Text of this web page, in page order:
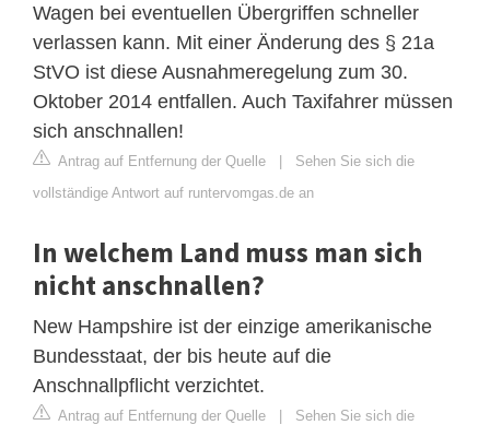
Wagen bei eventuellen Übergriffen schneller
verlassen kann. Mit einer Änderung des § 21a
StVO ist diese Ausnahmeregelung zum 30.
Oktober 2014 entfallen. Auch Taxifahrer müssen
sich anschnallen!
Antrag auf Entfernung der Quelle | Sehen Sie sich die
vollständige Antwort auf runtervomgas.de an
In welchem Land muss man sich
nicht anschnallen?
New Hampshire ist der einzige amerikanische
Bundesstaat, der bis heute auf die
Anschnallpflicht verzichtet.
Antrag auf Entfernung der Quelle | Sehen Sie sich die